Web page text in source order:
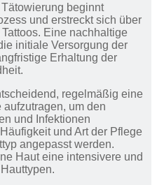
beginnt
und erstreckt sich über
Eine nachhaltige
initiale Versorgung der
Erhaltung der
regelmäßig eine
um den
und Infektionen
und Art der Pflege
angepasst werden.
Haut eine intensivere und